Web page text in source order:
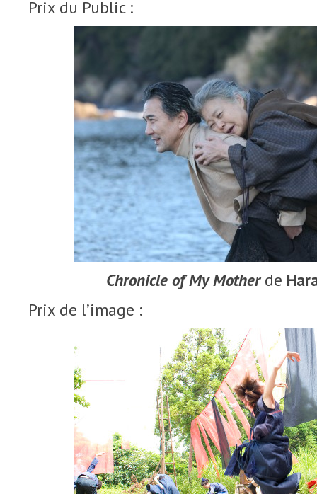
Prix du Public :
Chronicle of My Motherde
Prix de l’image :